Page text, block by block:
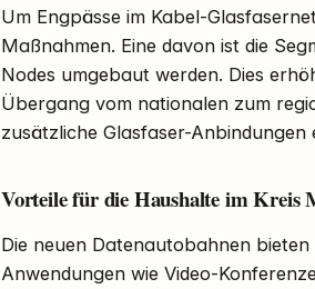
Um Engpässe im Kabel-
Maßnahmen. Eine davon ist die
Nodes umgebaut werden. Dies
Übergang vom nationalen zum
zusätzliche Glasfaser-Anbindungen
Vorteile für die Haushalte im Kreis
Die neuen Datenautobahnen
Anwendungen wie Video-